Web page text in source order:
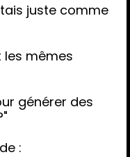
juste comme
les mêmes
générer des
: